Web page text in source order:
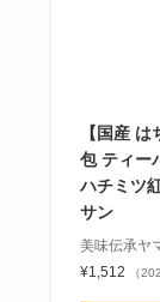
【国産
包 ティー
ハチミツ
サン
美味伝承ヤ
¥1,512
（